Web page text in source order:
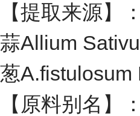
【提取来源】
蒜Allium
葱A.fistulosum
【原料别名】